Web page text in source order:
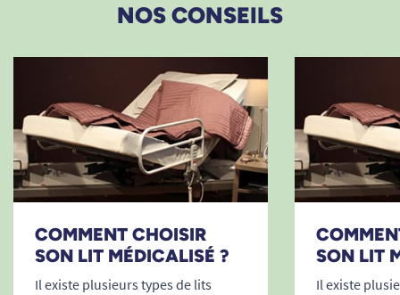
NOS CONSEILS
COMMENT CHOISIR
SON LIT MÉDICALISÉ ?
Il existe plusieurs types de lits
SON LIT
Il existe